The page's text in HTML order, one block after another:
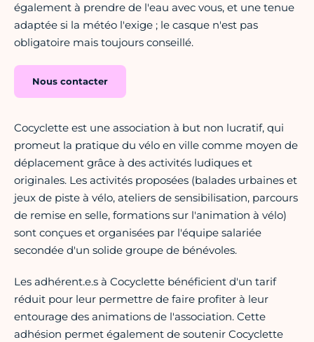
également à prendre de l'eau avec vous, et une tenue
adaptée si la météo l'exige ; le casque n'est pas
obligatoire mais toujours conseillé.
Nous contacter
Cocyclette est une association à but non lucratif, qui
promeut la pratique du vélo en ville comme moyen de
déplacement grâce à des activités ludiques et
originales. Les activités proposées (balades urbaines et
jeux de piste à vélo, ateliers de sensibilisation, parcours
de remise en selle, formations sur l'animation à vélo)
sont conçues et organisées par l'équipe salariée
secondée d'un solide groupe de bénévoles.
Les adhérent.e.s à Cocyclette bénéficient d'un tarif
réduit pour leur permettre de faire profiter à leur
entourage des animations de l'association. Cette
adhésion permet également de soutenir Cocyclette